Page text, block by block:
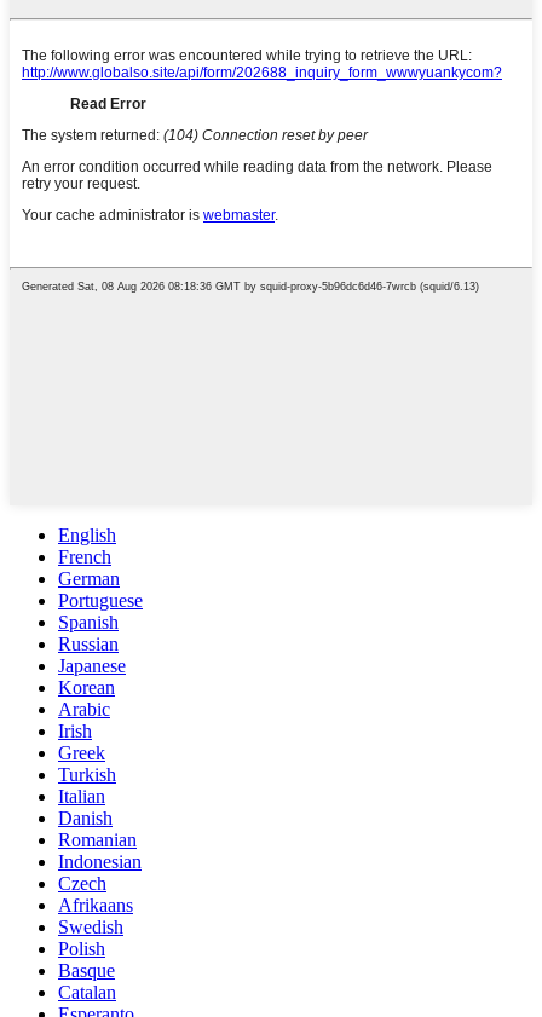
English
French
German
Portuguese
Spanish
Russian
Japanese
Korean
Arabic
Irish
Greek
Turkish
Italian
Danish
Romanian
Indonesian
Czech
Afrikaans
Swedish
Polish
Basque
Catalan